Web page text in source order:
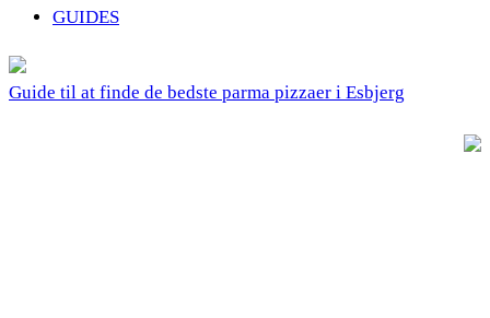
GUIDES
Guide til at finde de bedste parma pizzaer i Esbjerg